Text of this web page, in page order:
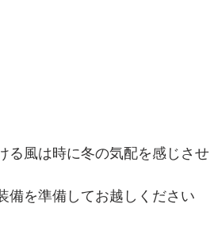
る風は時に冬の気配を感じさせ
備を準備してお越しください